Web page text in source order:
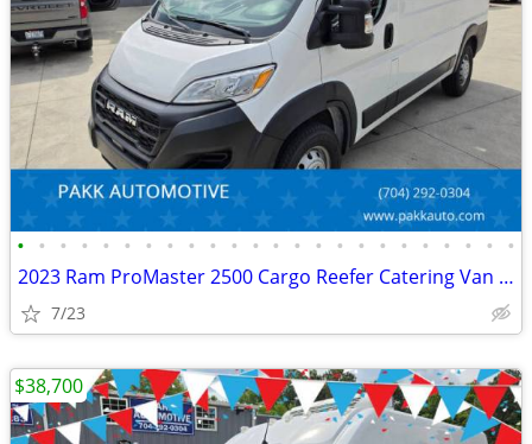
• • • • • • • • • • • • • • • • • • • • • • • •
2023 Ram ProMaster 2500 Cargo Reefer Catering Van Thermo King V320
7/23
$38,700